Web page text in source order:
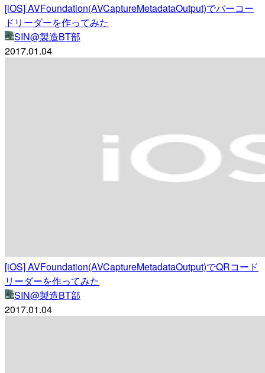
[iOS] AVFoundation(AVCaptureMetadataOutput)でバーコー
ドリーダーを作ってみた
SIN@製造BT部
2017.01.04
[iOS] AVFoundation(AVCaptureMetadataOutput)でQRコード
リーダーを作ってみた
SIN@製造BT部
2017.01.04